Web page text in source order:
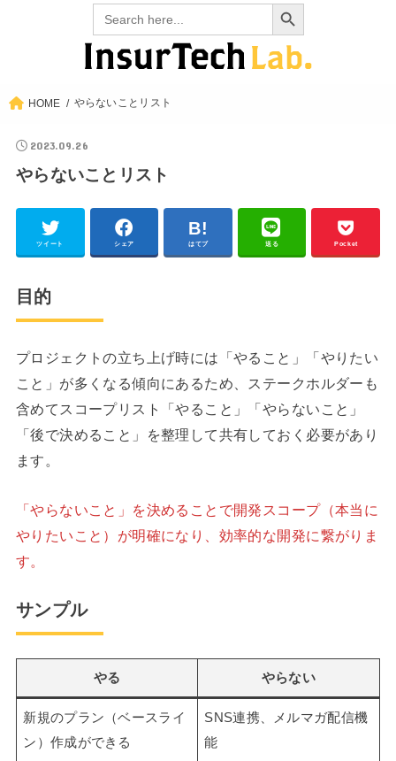
Search
for:
HOME やらないことリスト
2023.09.26
やらないことリスト
ツイート シェア はてブ 送る Pocket
目的
プロジェクトの立ち上げ時には「やること」「やりたい
こと」が多くなる傾向にあるため、ステークホルダーも
含めてスコープリスト「やること」「やらないこと」
「後で決めること」を整理して共有しておく必要があり
ます。
「やらないこと」を決めることで開発スコープ（本当に
やりたいこと）が明確になり、効率的な開発に繋がりま
す。
サンプル
やる やらない
新規のプラン（ベースライ
ン）作成ができる
SNS連携、メルマガ配信機
能